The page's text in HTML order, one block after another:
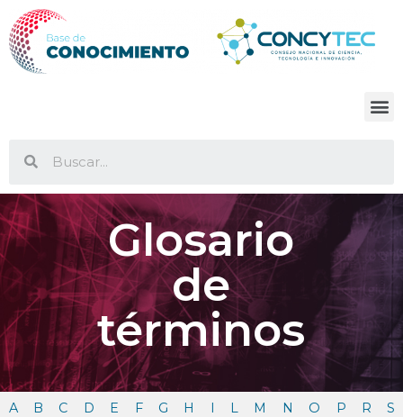
Glosario
de
términos
A B C D E F G H I L M N O P R S